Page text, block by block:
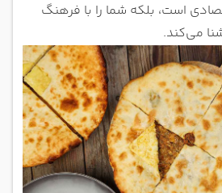
است، بلکه شما را با فرهنگ
می‌کند.